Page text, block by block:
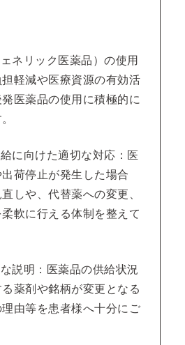
ネリック医薬品）の使用
軽減や医療資源の有効活
医薬品の使用に積極的に
に向けた適切な対応：医
荷停止が発生した場合
しや、代替薬への変更、
軟に行える体制を整えて
説明：医薬品の供給状況
薬剤や銘柄が変更となる
由等を患者様へ十分にご